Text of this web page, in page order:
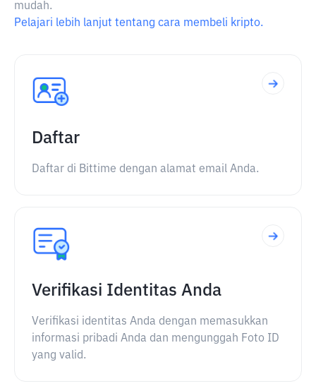
mudah.
Pelajari lebih lanjut tentang cara membeli kripto.
Daftar
Daftar di Bittime dengan alamat email Anda.
Verifikasi Identitas Anda
Verifikasi identitas Anda dengan memasukkan
informasi pribadi Anda dan mengunggah Foto ID
yang valid.